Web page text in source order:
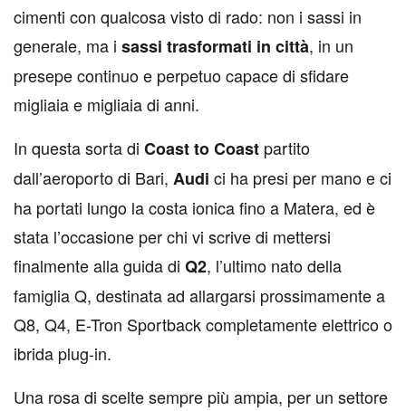
cimenti con qualcosa visto di rado: non i sassi in
generale, ma i sassi trasformati in città, in un
presepe continuo e perpetuo capace di sfidare
migliaia e migliaia di anni.
In questa sorta di Coast to Coast partito
dall’aeroporto di Bari, Audi ci ha presi per mano e ci
ha portati lungo la costa ionica fino a Matera, ed è
stata l’occasione per chi vi scrive di mettersi
finalmente alla guida di Q2, l’ultimo nato della
famiglia Q, destinata ad allargarsi prossimamente a
Q8, Q4, E-Tron Sportback completamente elettrico o
ibrida plug-in.
Una rosa di scelte sempre più ampia, per un settore